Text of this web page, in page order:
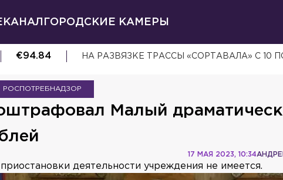
ГОРОДСКИЕ КАМЕРЫ
€94.84 НА РАЗВЯЗКЕ ТРАССЫ «СОРТАВАЛА» С 10
РОСПОТРЕБНАДЗОР
Малый
17 МАЯ 2023, 10:34
деятельности учреждения не имеется.